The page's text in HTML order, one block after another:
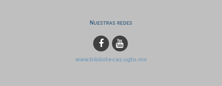
Nuestras redes
www.bibliotecas.ugto.mx